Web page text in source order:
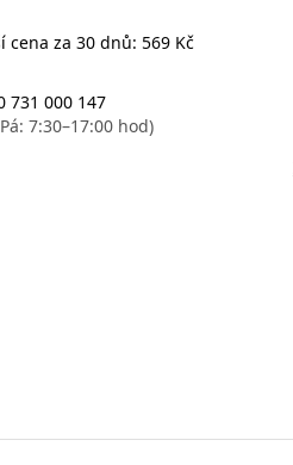
cena za 30 dnů: 569 Kč
731 000 147
7:30–17:00 hod)